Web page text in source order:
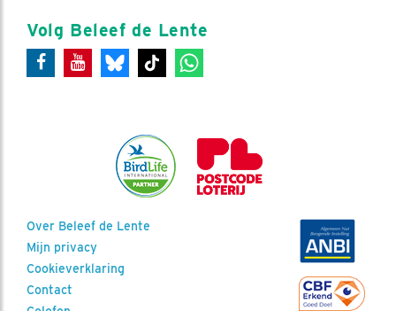
Volg Beleef de Lente
Over Beleef de Lente
Mijn privacy
Cookieverklaring
Contact